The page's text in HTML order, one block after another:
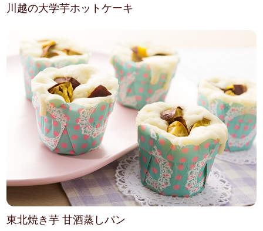
川越の大学芋ホットケーキ
東北焼き芋 甘酒蒸しパン